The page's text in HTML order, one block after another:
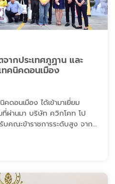
กประเทศภูฏาน และ
คนิคดอนเมือง
ดอนเมือง​ ได้เข้ามาเยี่ยม
ที่ผ่านมา บริษัท ควิกโคท โป
คณะข้าราชการระดับสูง จาก
ละทรัพยากรมนุษย์ และหน่วย
า โ ...